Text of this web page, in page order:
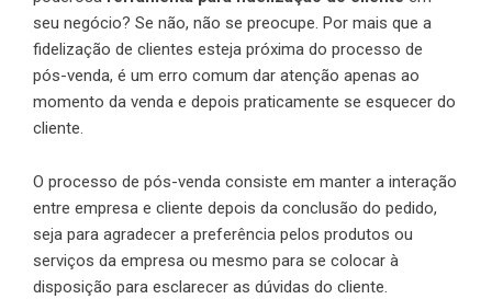
seu negócio? Se não, não se preocupe. Por mais que a
fidelização de clientes esteja próxima do processo de
pós-venda, é um erro comum dar atenção apenas ao
momento da venda e depois praticamente se esquecer do
cliente.
O processo de pós-venda consiste em manter a interação
entre empresa e cliente depois da conclusão do pedido,
seja para agradecer a preferência pelos produtos ou
serviços da empresa ou mesmo para se colocar à
disposição para esclarecer as dúvidas do cliente.